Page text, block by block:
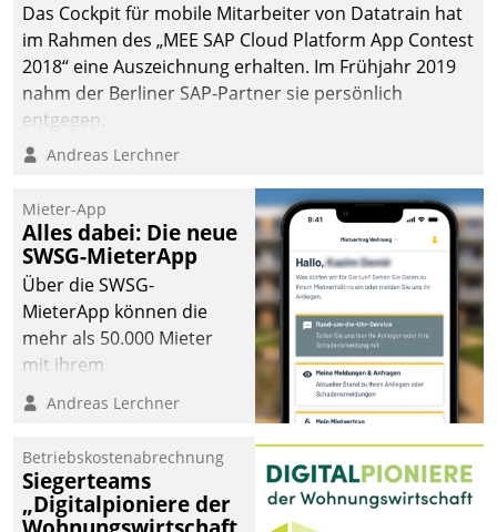
Das Cockpit für mobile Mitarbeiter von Datatrain hat
im Rahmen des „MEE SAP Cloud Platform App Contest
2018“ eine Auszeichnung erhalten. Im Frühjahr 2019
nahm der Berliner SAP-Partner sie persönlich
entgegen.
Andreas Lerchner
Mieter-App
Alles dabei: Die neue
SWSG-MieterApp
Über die SWSG-
MieterApp können die
mehr als 50.000 Mieter
mit ihrem
Wohnungsunternehmen
kommunizieren, auf dem
einsehen und ändern
oder
Schadensmeldungen
Andreas Lerchner
Betriebskostenabrechnung
Siegerteams
„Digitalpioniere der